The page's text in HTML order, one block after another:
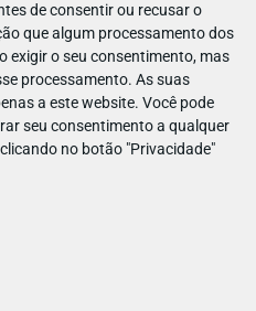
de consentir ou recusar o
que algum processamento dos
exigir o seu consentimento, mas
processamento. As suas
a este website. Você pode
seu consentimento a qualquer
no botão "Privacidade"